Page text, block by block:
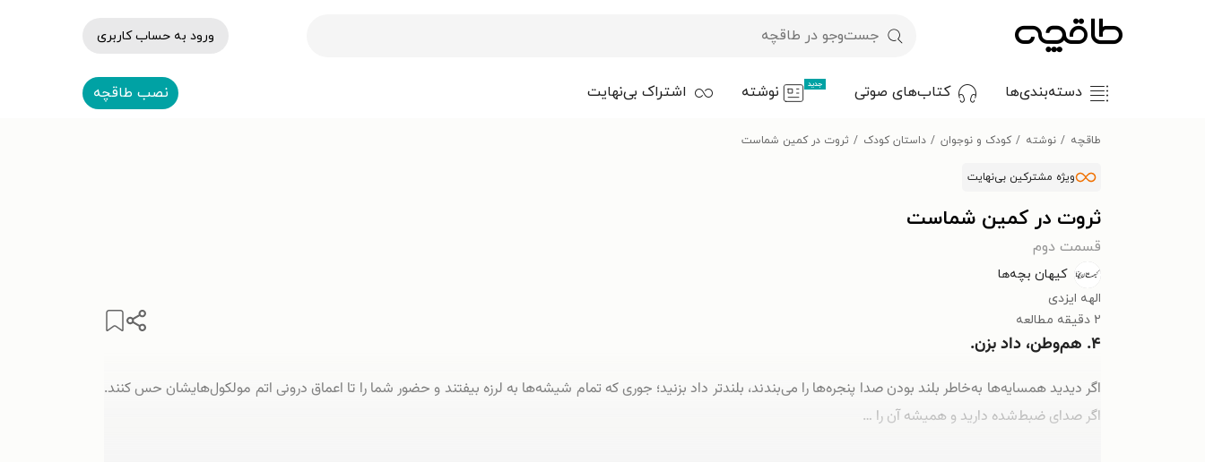
ورود به حساب کاربری
دسته‌بندی‌ها کتاب‌های صوتی جدید نوشته اشتراک بی‌نهایت نصب طاقچه
طاقچه نوشته کودک و نوجوان داستان کودک ثروت در کمین شماست
ویژه مشترکین بی‌نهایت
ثروت در کمین شماست
قسمت دوم
کیهان بچه‌ها
الهه ایزدی
۲ دقیقه مطالعه
۴. هم‌وطن، داد بزن.
اگر دیدید همسایه‌ها به‌خاطر بلند بودن صدا پنجره‌ها را می‌بندند، بلندتر داد بزنید؛ جوری که تمام شیشه‌ها به لرزه بیفتند و حضور شما را تا اعماق درونی اتم‌ مولکول‌هایشان حس کنند.
اگر صدای ضبط‌شده دارید و همیشه آن را …